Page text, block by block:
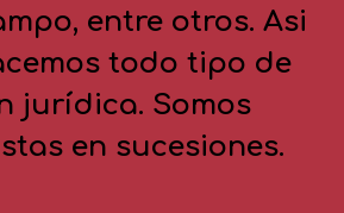
entre otros. Asi
todo tipo de
jurídica. Somos
en sucesiones.